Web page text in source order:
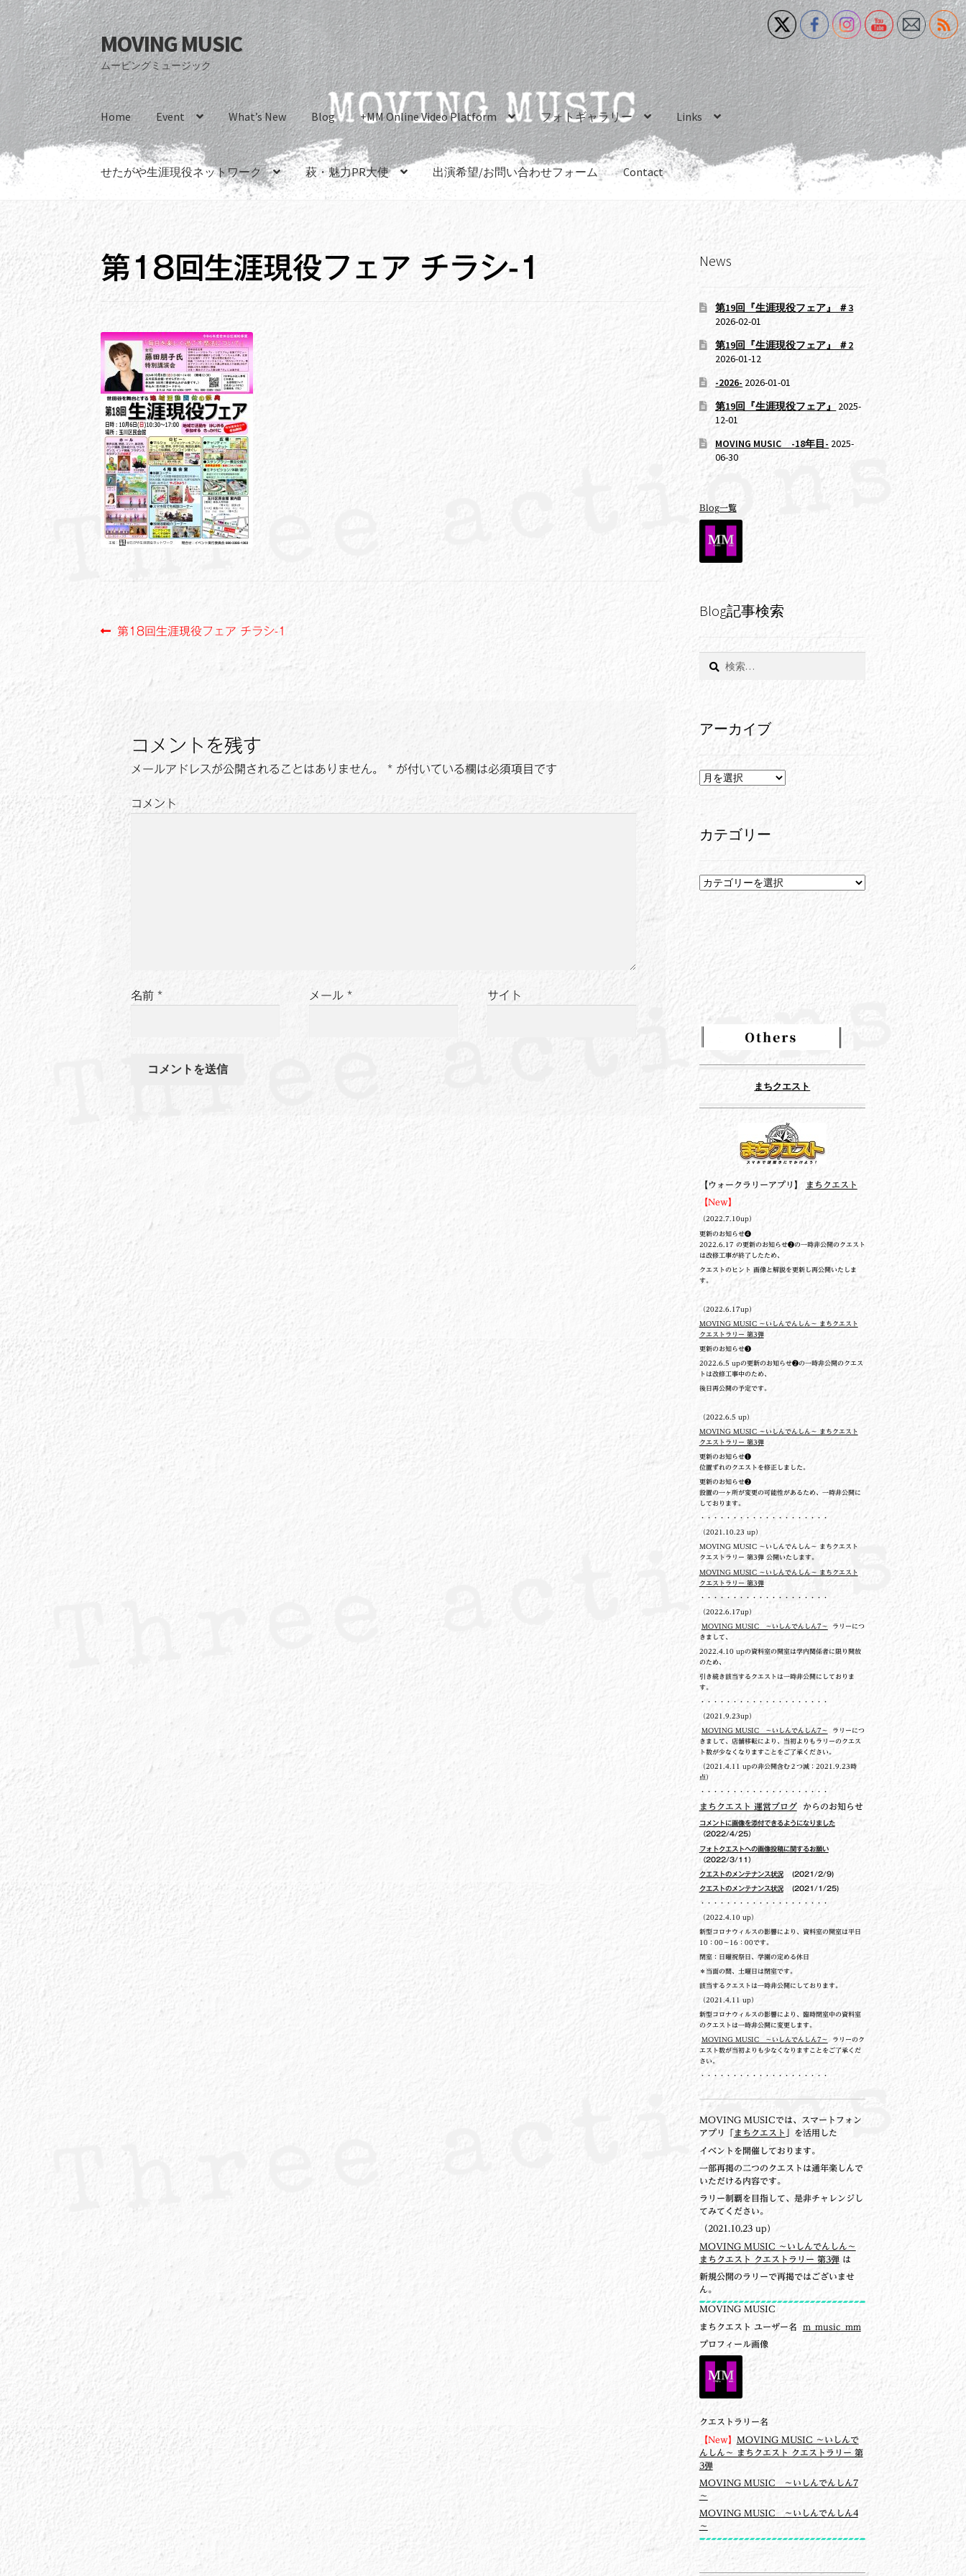
ナ
ビ
ゲ
ー
シ
ョ
ン
ス
コ
ン
テ
ン
ツ
へ
ス
ッ
MOVING MUSIC
ムービングミュージック
Home Event What’s New Blog +MM Online Video Platform フォトギャラリー Links
せたがや生涯現役ネットワーク 萩・魅力PR大使 出演希望/お問い合わせフォーム Contact
第18回生涯現役フェア チラシ-1
投
稿
ビ
ゲ
ー
シ
ョ
ン
前
第18回生涯現役フェア チラシ-1
コメントを残す
メールアドレスが公開されることはありません。 *が付いている欄は必須項目です
コメント
名前 * メール * サイト
News
第19回『生涯現役フェア』 ＃3
2026-02-01
第19回『生涯現役フェア』 ＃2
2026-01-12
-2026- 2026-01-01
第19回『生涯現役フェア』
2025-
12-01
MOVING MUSIC -18年目- 2025-
06-30
Blog一覧
Blog記事検索
アーカイブ
ア
ブ
カテゴリー
カ
ー
まちクエスト
【ウォークラリーアプリ】 まちクエスト
【New】
（2022.7.10up）
更新のお知らせ❹
2022.6.17 の更新のお知らせ❷の一時非公開のクエスト
は改修工事が終了したため、
クエストのヒント 画像と解説を更新し再公開いたしま
す。
（2022.6.17up）
MOVING MUSIC ～いしんでんしん～ まちクエスト
クエストラリー 第3弾
更新のお知らせ❸
2022.6.5 upの更新のお知らせ❷の一時非公開のクエス
トは改修工事中のため、
後日再公開の予定です。
（2022.6.5 up）
MOVING MUSIC ～いしんでんしん～ まちクエスト
クエストラリー 第3弾
更新のお知らせ❶
位置ずれのクエストを修正しました。
更新のお知らせ❷
設置の一ヶ所が変更の可能性があるため、一時非公開に
しております。
・・・・・・・・・・・・・・・・・・・・
（2021.10.23 up）
MOVING MUSIC ～いしんでんしん～ まちクエスト
クエストラリー 第3弾 公開いたします。
MOVING MUSIC ～いしんでんしん～ まちクエスト
クエストラリー 第3弾
・・・・・・・・・・・・・・・・・・・・
（2022.6.17up）
MOVING MUSIC ～いしんでんしん7～ ラリーにつ
きまして、
2022.4.10 upの資料室の開室は学内関係者に限り開放
のため、
引き続き該当するクエストは一時非公開にしておりま
す。
・・・・・・・・・・・・・・・・・・・・
（2021.9.23up）
MOVING MUSIC ～いしんでんしん7～ ラリーにつ
きまして、店舗移転により、当初よりもラリーのクエス
ト数が少なくなりますことをご了承ください。
（2021.4.11 upの非公開含む２つ減：2021.9.23時
点）
・・・・・・・・・・・・・・・・・・・・
まちクエスト 運営ブログからのお知らせ
コメントに画像を添付できるようになりました
（2022/4/25）
フォトクエストへの画像投稿に関するお願い
（2022/3/11）
クエストのメンテナンス状況(2021/2/9)
クエストのメンテナンス状況(2021/1/25)
・・・・・・・・・・・・・・・・・・・・
（2022.4.10 up）
新型コロナウィルスの影響により、資料室の開室は平日
10：00～16：00です。
閉室：日曜祝祭日、学園の定める休日
＊当面の間、土曜日は閉室です。
該当するクエストは一時非公開にしております。
（2021.4.11 up）
新型コロナウィルスの影響により、臨時閉室中の資料室
のクエストは一時非公開に変更します。
MOVING MUSIC ～いしんでんしん7～ ラリーのク
エスト数が当初よりも少なくなりますことをご了承くだ
さい。
・・・・・・・・・・・・・・・・・・・・
MOVING MUSICでは、スマートフォン
アプリ「
まちクエスト 」を活用した
イベントを開催しております。
一部再掲の二つのクエストは通年楽しんで
いただける内容です。
ラリー制覇を目指して、是非チャレンジし
てみてください。
（2021.10.23 up）
MOVING MUSIC ～いしんでんしん～
まちクエスト クエストラリー 第3弾は
新規公開のラリーで再掲ではございませ
ん。
MOVING MUSIC
まちクエスト ユーザー名 m_music_mm
プロフィール画像
クエストラリー名
【New】 MOVING MUSIC ～いしんで
んしん～ まちクエスト クエストラリー 第
3弾
MOVING MUSIC ～いしんでんしん7
～
MOVING MUSIC ～いしんでんしん4
～